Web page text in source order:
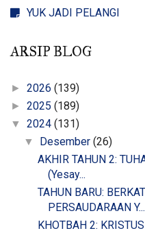
YUK JADI PELANGI
ARSIP BLOG
► 2026 (139)
► 2025 (189)
▼ 2024 (131)
▼ Desember(26)
AKHIR TAHUN 2:
(Yesay...
TAHUN BARU:
PERSAUDARAAN Y...
KHOTBAH 2: